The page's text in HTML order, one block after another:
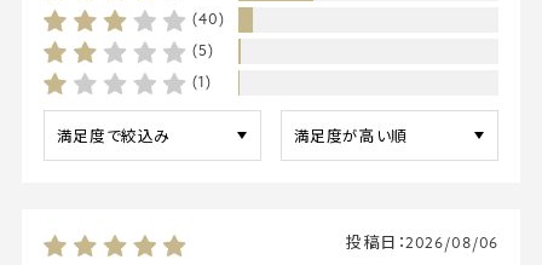
(40)
(5)
(1)
投稿日：2026/08/06